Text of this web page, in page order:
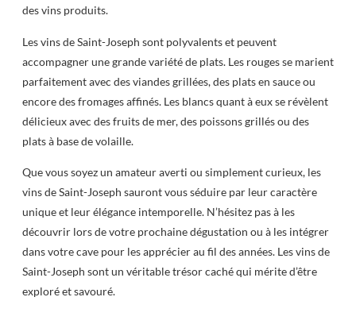
des vins produits.
Les vins de Saint-Joseph sont polyvalents et peuvent
accompagner une grande variété de plats. Les rouges se marient
parfaitement avec des viandes grillées, des plats en sauce ou
encore des fromages affinés. Les blancs quant à eux se révèlent
délicieux avec des fruits de mer, des poissons grillés ou des
plats à base de volaille.
Que vous soyez un amateur averti ou simplement curieux, les
vins de Saint-Joseph sauront vous séduire par leur caractère
unique et leur élégance intemporelle. N’hésitez pas à les
découvrir lors de votre prochaine dégustation ou à les intégrer
dans votre cave pour les apprécier au fil des années. Les vins de
Saint-Joseph sont un véritable trésor caché qui mérite d’être
exploré et savouré.